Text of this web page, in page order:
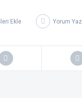
Yorum Yaz